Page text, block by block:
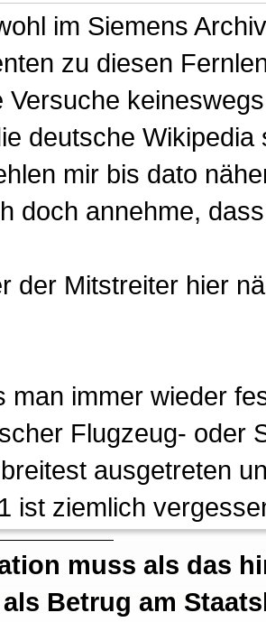
im Siemens
zu diesen
Versuche
deutsche Wikipedia
mir bis dato
doch annehme,
der Mitstreiter hier
man immer wieder
Flugzeug- oder
ausgetreten
ist ziemlich
muss als das
Betrug am